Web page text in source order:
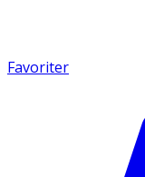
Favoriter